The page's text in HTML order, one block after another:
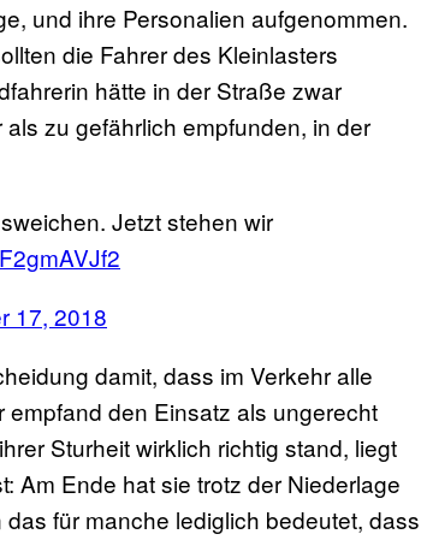
und ihre Personalien aufgenommen.
die Fahrer des Kleinlasters
hätte in der Straße zwar
zu gefährlich empfunden, in der
Jetzt stehen wir
17, 2018
damit, dass im Verkehr alle
empfand den Einsatz als ungerecht
Sturheit wirklich richtig stand, liegt
Am Ende hat sie trotz der Niederlage
für manche lediglich bedeutet, dass